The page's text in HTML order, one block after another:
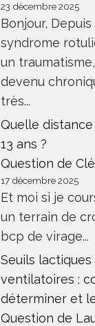
23 décembre 2025
Bonjour, Depuis
syndrome
un
devenu
très...
Quelle
13 ans ?
Question de
17 décembre 2025
Et moi si je
un terrain de
bcp de virage...
Seuils
ventilatoires :
déterminer et
Question de